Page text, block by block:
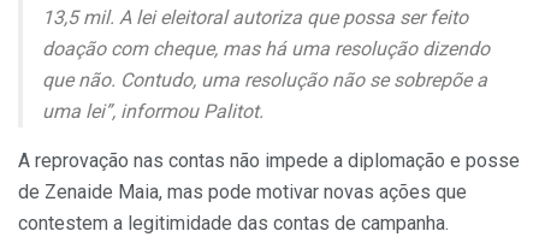
13,5 mil. A lei eleitoral autoriza que possa ser feito
doação com cheque, mas há uma resolução dizendo
que não. Contudo, uma resolução não se sobrepõe a
uma lei”, informou Palitot.
A reprovação nas contas não impede a diplomação e posse
de Zenaide Maia, mas pode motivar novas ações que
contestem a legitimidade das contas de campanha.